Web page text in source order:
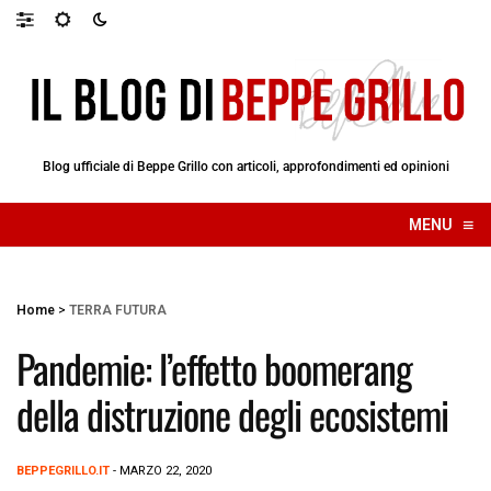
Blog ufficiale di Beppe Grillo con articoli, approfondimenti ed opinioni
MENU ≡
☰
Home > TERRA FUTURA
Pandemie: l’effetto boomerang
della distruzione degli ecosistemi
BEPPEGRILLO.IT - MARZO 22, 2020